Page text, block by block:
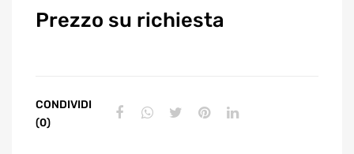
Prezzo su richiesta
CONDIVIDI
(0)